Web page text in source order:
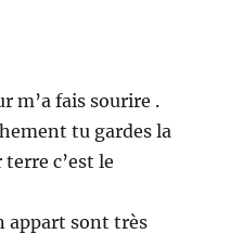
m’a fais sourire .
tu gardes la
c’est le
appart sont très